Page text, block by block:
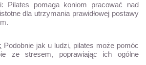
Pilates pomaga koniom pracować nad
dla utrzymania prawidłowej postawy
Podobnie jak u ludzi, pilates może pomóc
ze stresem, poprawiając ich ogólne